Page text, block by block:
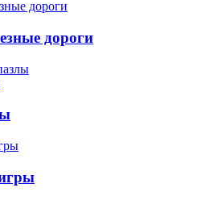
дороги